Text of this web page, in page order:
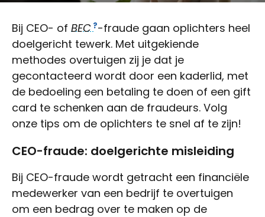
Bij CEO- of BEC-fraude gaan oplichters heel
doelgericht tewerk. Met uitgekiende
methodes overtuigen zij je dat je
gecontacteerd wordt door een kaderlid, met
de bedoeling een betaling te doen of een gift
card te schenken aan de fraudeurs. Volg
onze tips om de oplichters te snel af te zijn!
CEO-fraude: doelgerichte misleiding
Bij CEO-fraude wordt getracht een financiële
medewerker van een bedrijf te overtuigen
om een bedrag over te maken op de